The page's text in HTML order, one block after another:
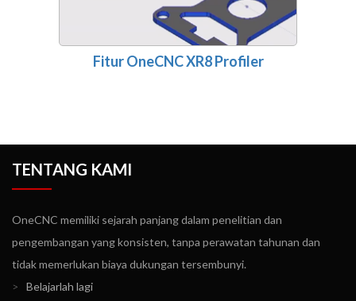
Fitur OneCNC XR8 Profiler
TENTANG KAMI
OneCNC memiliki sejarah panjang dalam penelitian dan
pengembangan yang konsisten, tanpa perawatan tahunan dan
tidak memerlukan biaya dukungan tersembunyi.
>
Belajarlah lagi